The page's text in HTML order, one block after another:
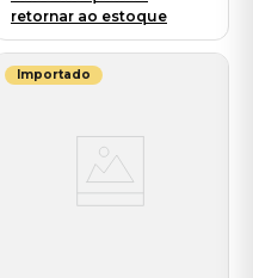
retornar ao estoque
Importado